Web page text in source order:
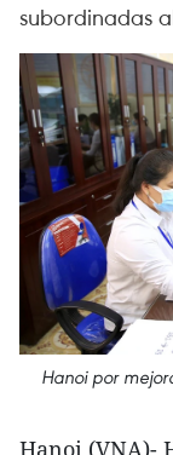
subordinadas
Hanoi por
Hanoi (VNA)-